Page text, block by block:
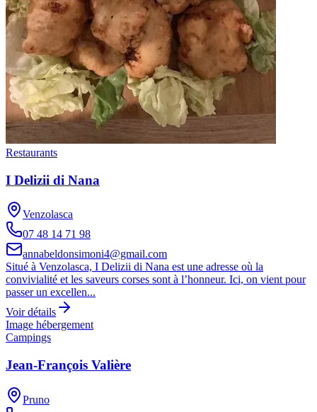
Restaurants
I Delizii di Nana
Venzolasca
07 48 14 71 98
annabeldonsimoni4@gmail.com
Situé à Venzolasca, I Delizii di Nana est une adresse où la
convivialité et les saveurs corses sont à l’honneur. Ici, on vient pour
passer un excellen...
Voir détails
Image hébergement
Campings
Jean-François Valière
Pruno